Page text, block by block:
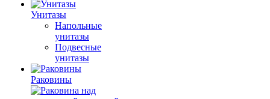
Унитазы
Напольные
унитазы
Подвесные
унитазы
Раковины